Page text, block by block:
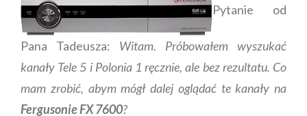
Pytanie od
Pana Tadeusza: Witam. Próbowałem wyszukać
kanały Tele 5 i Polonia 1 ręcznie, ale bez rezultatu. Co
mam zrobić, abym mógł dalej oglądać te kanały na
Fergusonie FX 7600?